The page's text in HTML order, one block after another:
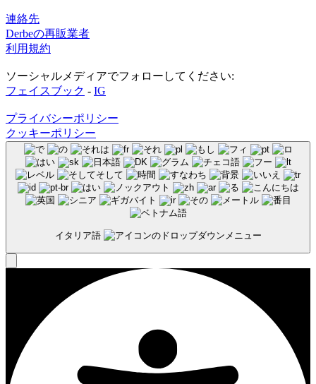
連絡先
Derbeの再販業者
利用規約
ソーシャルメディアでフォローしてください:
フェイスブック - IG
プライバシーポリシー
クッキーポリシー
イタリア語